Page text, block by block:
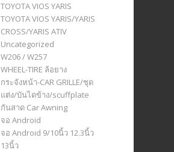
TOYOTA VIOS YARIS
TOYOTA VIOS YARIS/YARIS
CROSS/YARIS ATIV
Uncategorized
W206 / W257
WHEEL-TIRE ล้อยาง
กระจังหน้า-CAR GRILLE/ชุด
แต่ง/บันไดข้าง/scuffplate
กันสาด Car Awning
จอ Android
จอ Android 9/10นิ้ว 12.3นิ้ว
13นิ้ว